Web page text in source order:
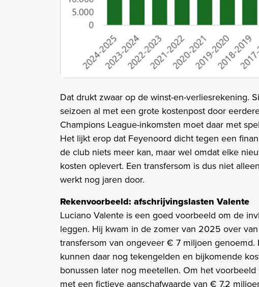
Dat drukt zwaar op de winst-en-verliesrekening.
seizoen al met een grote kostenpost door
Champions League-inkomsten moet daar met
Het lijkt erop dat Feyenoord dicht tegen een
de club niets meer kan, maar wel omdat elke
kosten oplevert. Een transfersom is dus niet
werkt nog jaren door.
Rekenvoorbeeld: afschrijvingslasten Valente
Luciano Valente is een goed voorbeeld om de
leggen. Hij kwam in de zomer van 2025 over
transfersom van ongeveer € 7 miljoen
kunnen daar nog tekengelden en bijkomende
bonussen later nog meetellen. Om het
met een fictieve aanschafwaarde van € 7,2